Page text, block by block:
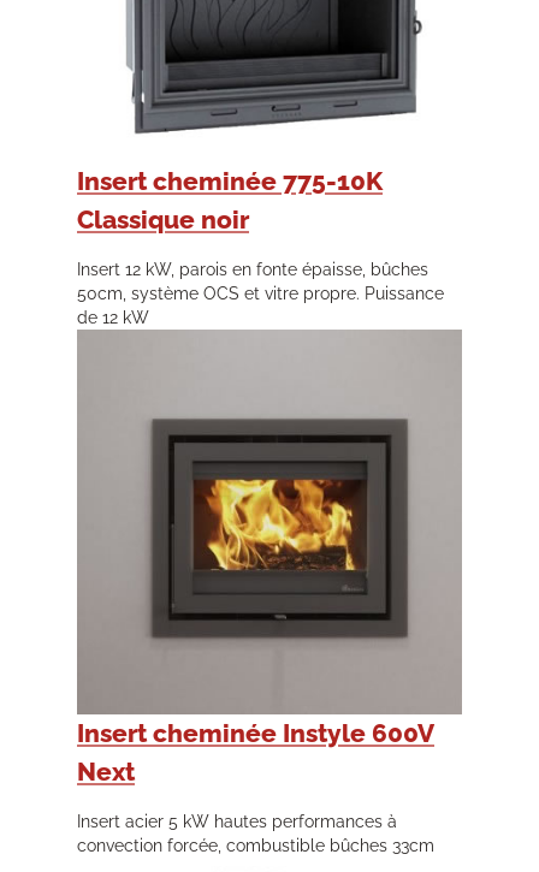
Insert cheminée 775-10K
Classique noir
Insert 12 kW, parois en fonte épaisse, bûches
50cm, système OCS et vitre propre. Puissance
de 12 kW
Insert cheminée Instyle 600V
Next
Insert acier 5 kW hautes performances à
convection forcée, combustible bûches 33cm